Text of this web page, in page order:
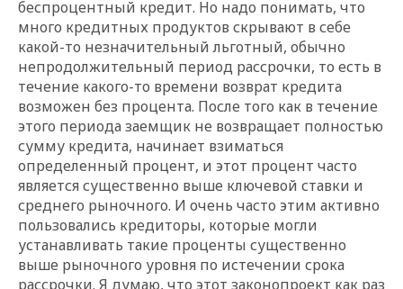
беспроцентный кредит. Но надо понимать, что
много кредитных продуктов скрывают в себе
какой-то незначительный льготный, обычно
непродолжительный период рассрочки, то есть в
течение какого-то времени возврат кредита
возможен без процента. После того как в течение
этого периода заемщик не возвращает полностью
сумму кредита, начинает взиматься
определенный процент, и этот процент часто
является существенно выше ключевой ставки и
среднего рыночного. И очень часто этим активно
пользовались кредиторы, которые могли
устанавливать такие проценты существенно
выше рыночного уровня по истечении срока
рассрочки. Я думаю, что этот законопроект как раз